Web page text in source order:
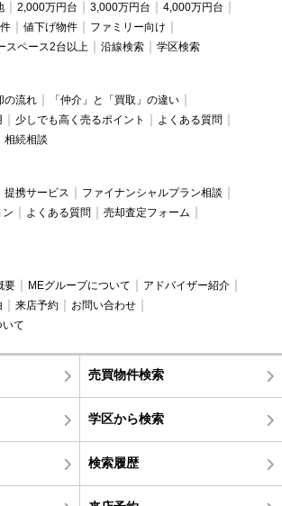
2,000万円台 3,000万円台
4,000万円台
値下げ物件
ファミリー向け
スペース2台以上 沿線検索 学区検索
の流れ
「仲介」と「買取」の違い
少しでも高く売るポイント
よくある質問
相続相談
提携サービス
ファイナンシャルプラン相談
ン
よくある質問
売却査定フォーム
要 MEグループについて
アドバイザー紹介
来店予約
お問い合わせ
て
売買物件検索
学区から検索
検索履歴